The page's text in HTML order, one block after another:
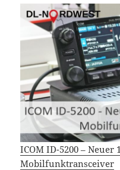
ICOM ID-5200 – Neuer
Mobilfunktransceiver